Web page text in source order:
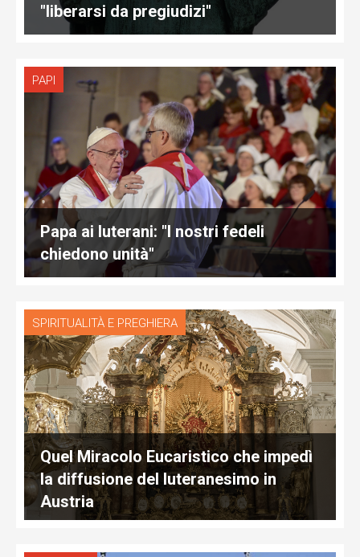
"liberarsi da pregiudizi"
PAPI
Papa ai luterani: "I nostri fedeli
chiedono unità"
SPIRITUALITÀ E PREGHIERA
Quel Miracolo Eucaristico che impedì
la diffusione del luteranesimo in
Austria